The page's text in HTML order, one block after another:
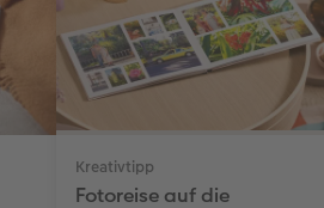
Kreativtipp
Fotoreise auf die